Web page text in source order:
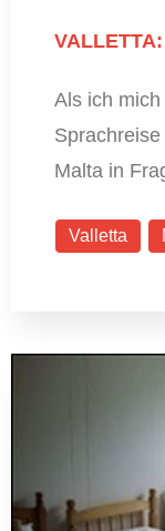
Als ich
Malta in
Valletta